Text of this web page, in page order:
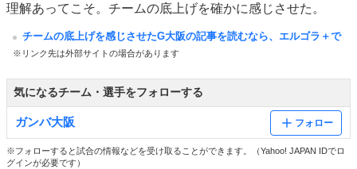
理解あってこそ。チームの底上げを確かに感じさせた。
チームの底上げを感じさせたG大阪の記事を読むなら、エルゴラ＋で
※リンク先は外部サイトの場合があります
気になるチーム・選手をフォローする
ガンバ大阪 フォロー
※フォローすると試合の情報などを受け取ることができます。（Yahoo! JAPAN IDでロ
グインが必要です）